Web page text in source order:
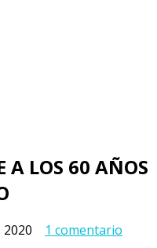
A LOS 60 AÑOS
1 comentario